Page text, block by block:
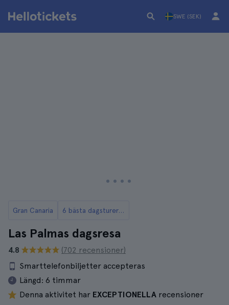
SWE (SEK)
Gran Canaria 6 bästa dagsturerna från Gran Canaria
Las Palmas dagsresa
4.8
(702 recensioner)
Smarttelefonbiljetter accepteras
Längd: 6 timmar
Denna aktivitet har EXCEPTIONELLA recensioner